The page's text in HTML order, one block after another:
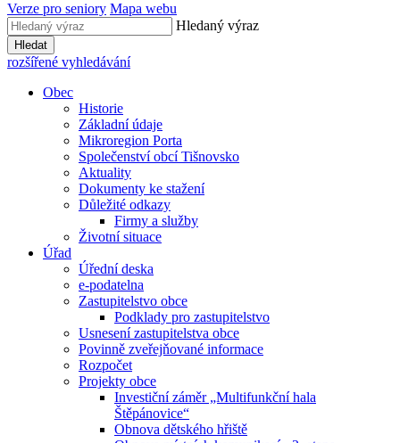
Verze pro seniory Mapa webu
Hledaný výraz
Hledat
rozšířené vyhledávání
Obec
Historie
Základní údaje
Mikroregion Porta
Společenství obcí Tišnovsko
Aktuality
Dokumenty ke stažení
Důležité odkazy
Firmy a služby
Životní situace
Úřad
Úřední deska
e-podatelna
Zastupitelstvo obce
Podklady pro zastupitelstvo
Usnesení zastupitelstva obce
Povinně zveřejňované informace
Rozpočet
Projekty obce
Investiční záměr „Multifunkční hala
Štěpánovice“
Obnova dětského hřiště